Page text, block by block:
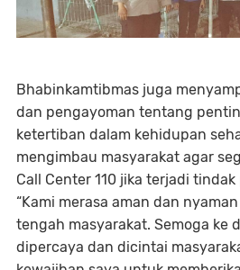
Bhabinkamtibmas juga
dan pengayoman tentang
ketertiban dalam kehidupan
mengimbau masyarakat agar
Call Center 110 jika terjadi tindak
“Kami merasa aman dan
tengah masyarakat. Semoga ke
dipercaya dan dicintai